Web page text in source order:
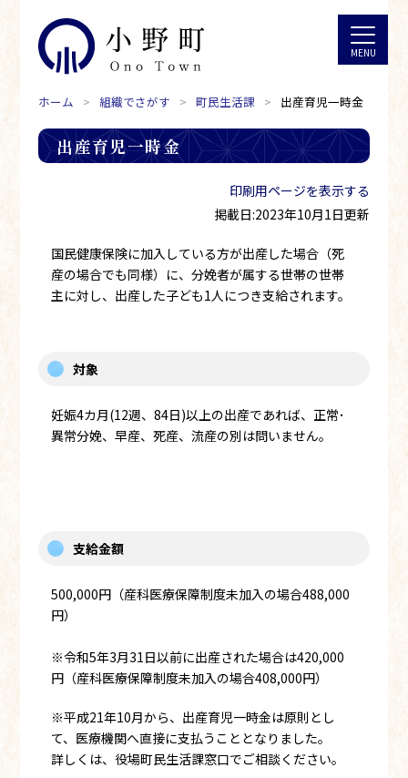
ホーム 組織でさがす 町民生活課 出産育児一時金
出産育児一時金
印刷用ページを表示する
掲載日:2023年10月1日更新
国民健康保険に加入している方が出産した場合（死
産の場合でも同様）に、分娩者が属する世帯の世帯
主に対し、出産した子ども1人につき支給されます。
対象
妊娠4カ月(12週、84日)以上の出産であれば、正常･
異常分娩、早産、死産、流産の別は問いません。
支給金額
500,000円（産科医療保障制度未加入の場合488,000
円）
※令和5年3月31日以前に出産された場合は420,000
円（産科医療保障制度未加入の場合408,000円）
※平成21年10月から、出産育児一時金は原則とし
て、医療機関へ直接に支払うこととなりました。
詳しくは、役場町民生活課窓口でご相談ください。